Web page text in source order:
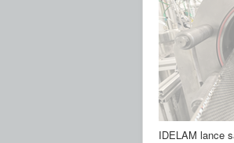
IDELAM lance